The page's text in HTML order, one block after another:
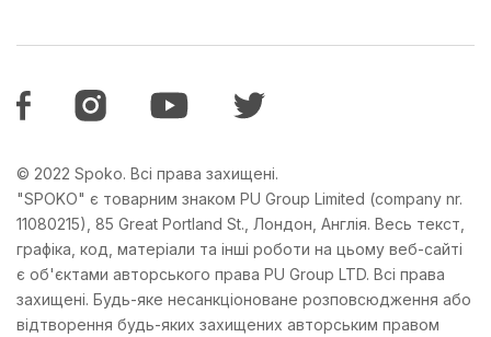
© 2022 Spoko. Всі права захищені.
"SPOKO" є товарним знаком PU Group Limited (company nr.
11080215), 85 Great Portland St., Лондон, Англія. Весь текст,
графіка, код, матеріали та інші роботи на цьому веб-сайті
є об'єктами авторського права PU Group LTD. Всі права
захищені. Будь-яке несанкціоноване розповсюдження або
відтворення будь-яких захищених авторським правом